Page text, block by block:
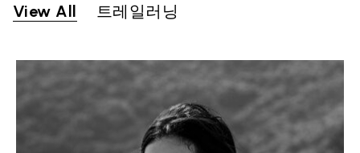
View All 트레일러닝